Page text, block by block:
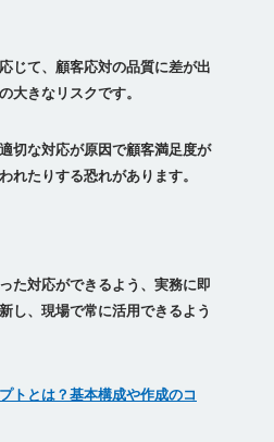
じて、顧客応対の品質に差が出
切な対応が原因で顧客満足度が
れたりする恐れがあります。
た対応ができるよう、実務に即
し、現場で常に活用できるよう
トとは？基本構成や作成のコ